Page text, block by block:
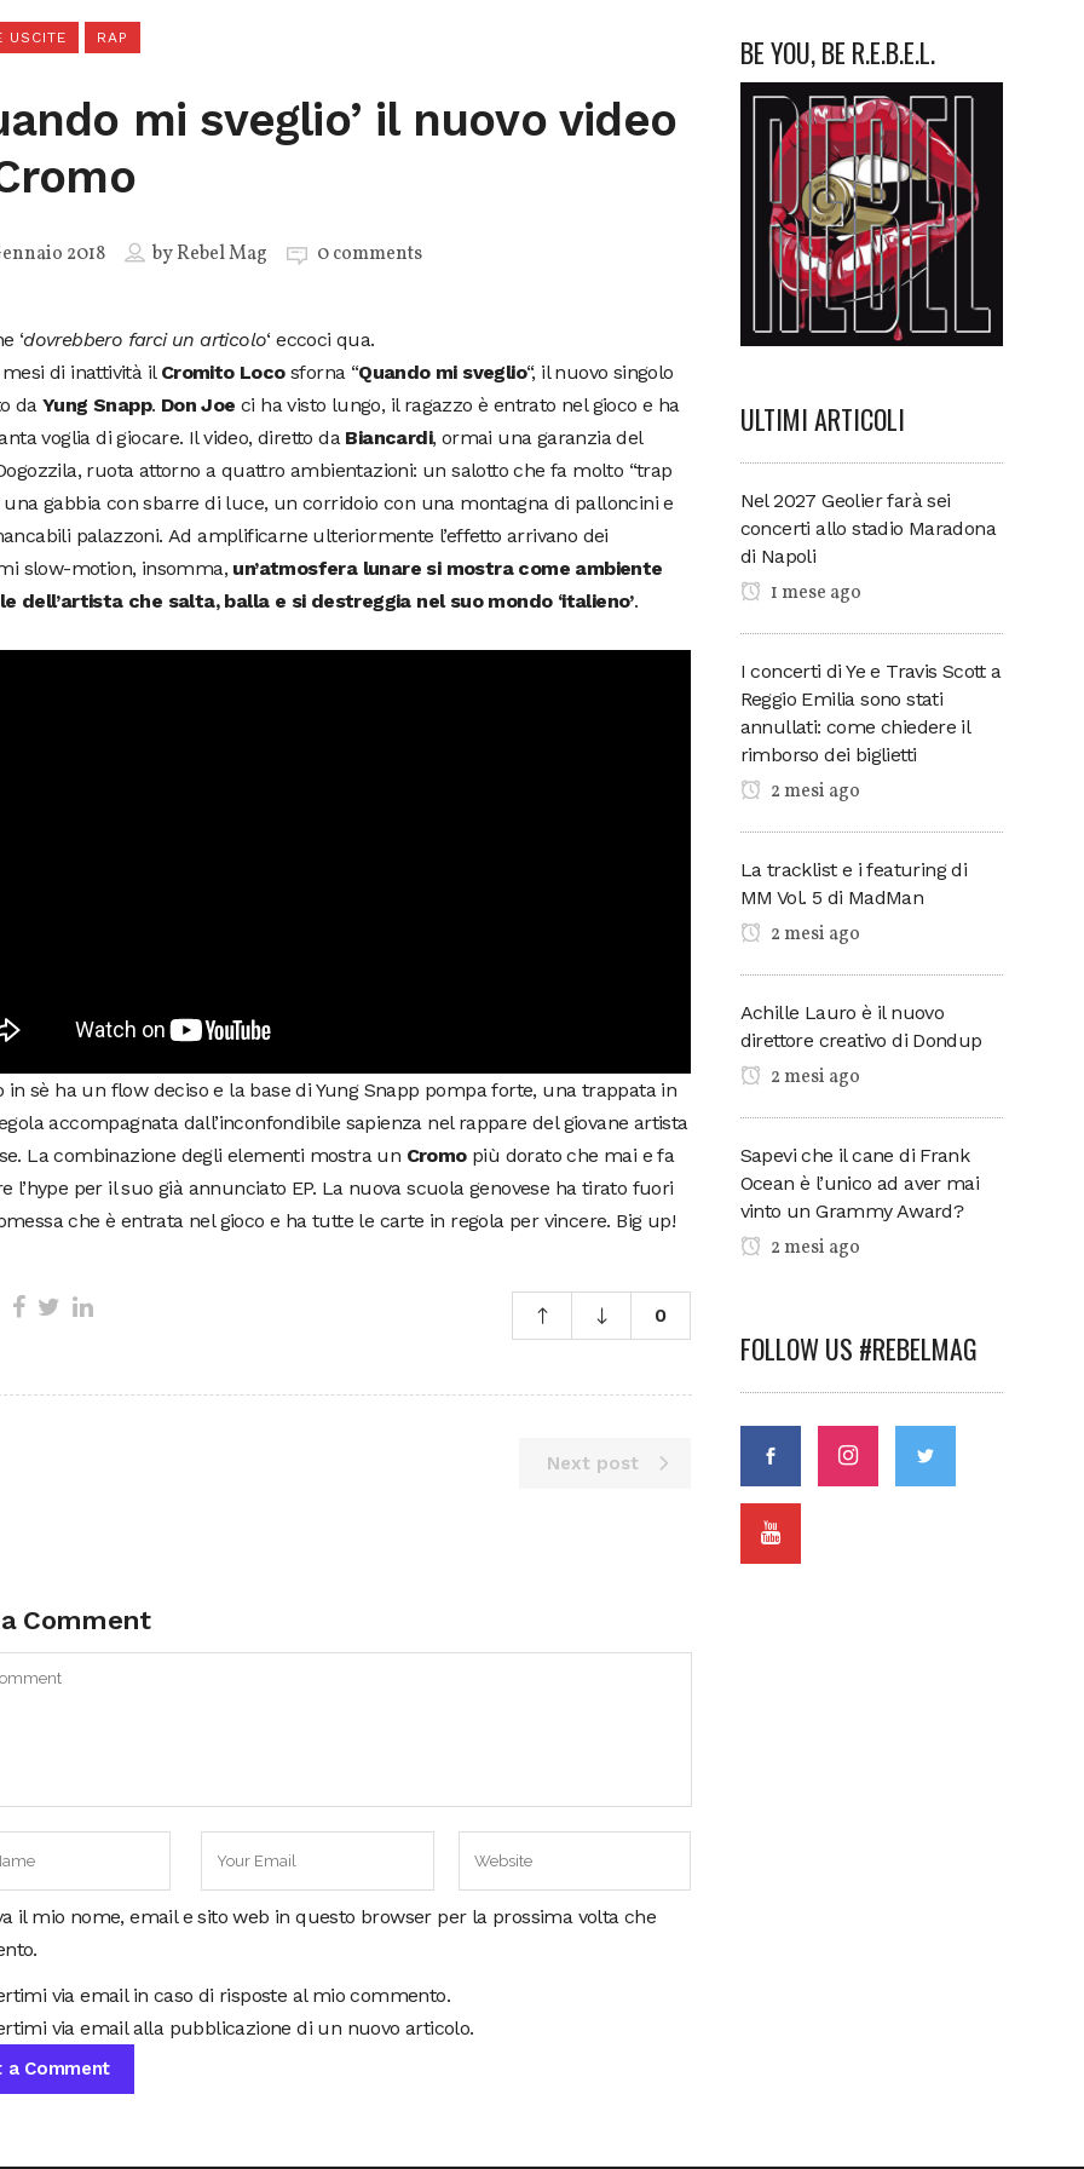
USCITE RAP
mi sveglio’ il nuovo video
2018 byRebel Mag 0 comments
‘dovrebbero farci un articolo‘ eccoci qua.
mesi di inattività il Cromito Locosforna “Quando mi sveglio“, il nuovo singolo
daYung Snapp. Don Joe ci ha visto lungo, il ragazzo è entrato nel gioco e ha
voglia di giocare. Il video, diretto da Biancardi, ormai una garanzia del
ruota attorno a quattro ambientazioni: un salotto che fa molto “trap
una gabbia con sbarre di luce, un corridoio con una montagna di palloncini e
palazzoni. Ad amplificarne ulteriormente l’effetto arrivano dei
slow-motion, insomma, un’atmosfera lunare si mostra come ambiente
dell’artista che salta, balla e si destreggia nel suo mondo ‘italieno’.
in sè ha un flow deciso e la base di Yung Snapp pompa forte, una trappata in
accompagnata dall’inconfondibile sapienza nel rappare del giovane artista
La combinazione degli elementi mostra un Cromopiù dorato che mai e fa
l’hype per il suo già annunciato EP. La nuova scuola genovese ha tirato fuori
che è entrata nel gioco e ha tutte le carte in regola per vincere. Big up!
0
Next post
Comment
il mio nome, email e sito web in questo browser per la prossima volta che
via email in caso di risposte al mio commento.
via email alla pubblicazione di un nuovo articolo.
BE YOU, BE R.E.B.E.L.
ULTIMI ARTICOLI
Nel 2027 Geolier farà sei
concerti allo stadio Maradona
di Napoli
1 mese ago
I concerti di Ye e Travis Scott a
Reggio Emilia sono stati
annullati: come chiedere il
rimborso dei biglietti
2 mesi ago
La tracklist e i featuring di
MM Vol. 5 di MadMan
2 mesi ago
Achille Lauro è il nuovo
direttore creativo di Dondup
2 mesi ago
Sapevi che il cane di Frank
Ocean è l’unico ad aver mai
vinto un Grammy Award?
2 mesi ago
FOLLOW US #REBELMAG